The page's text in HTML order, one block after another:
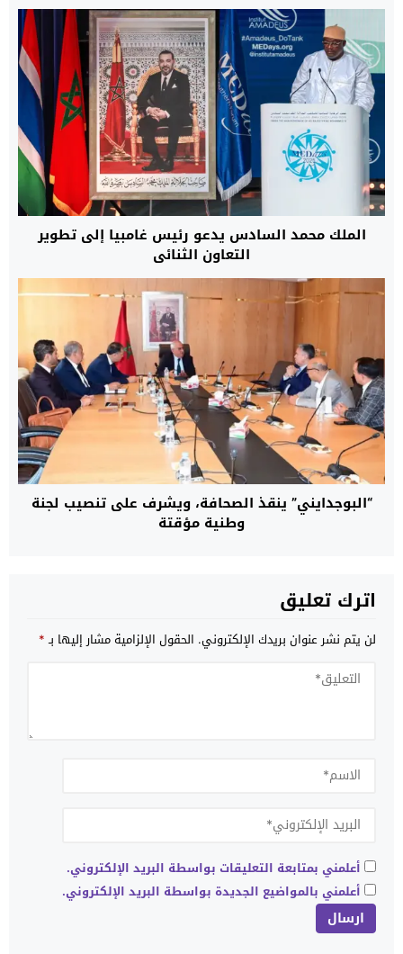
الملك محمد السادس يدعو رئيس غامبيا إلى تطوير
التعاون الثنائي
“البوجدايني” ينقذ الصحافة، ويشرف على تنصيب لجنة
وطنية مؤقتة
اترك تعليق
لن يتم نشر عنوان بريدك الإلكتروني. الحقول الإلزامية مشار إليها بـ*
أعلمني بمتابعة التعليقات بواسطة البريد الإلكتروني.
أعلمني بالمواضيع الجديدة بواسطة البريد الإلكتروني.